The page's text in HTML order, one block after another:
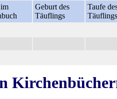
Geburt des
Täuflings
Taufe
Täuflings